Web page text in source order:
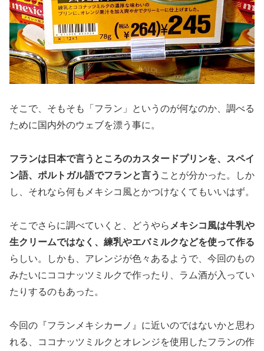
そこで、そもそも「フラン」というのが何なのか、調べる
ために国内外のウェブを漂う事に。
フランは日本で言うところのカスタードプリンを、スペイ
ン語、ポルトガル語でフランと言う ことが分かった。しか
し、それなら何もメキシコ風とかつけなくてもいいはず。
そこでさらに調べていくと、どうやら メキシコ風は牛乳や
生クリームではなく、練乳やエバミルクなどを使って作る
らしい。しかも、アレンジが色々あるようで、今回のもの
みたいにココナッツミルクで作ったり、ラム酒が入ってい
たりするのもあった。
今回の『フランメキシカーノ』に近いのではないかと思わ
れる、ココナッツミルクとオレンジを使用したフランの作